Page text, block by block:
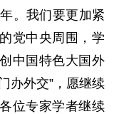
。我们要更加紧
党中央周围，学
中国特色大国外
办外交”，愿继续
位专家学者继续